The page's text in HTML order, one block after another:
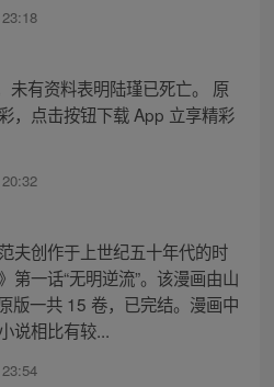
未有资料表明陆瑾已死亡。 原
，点击按钮下载 App 立享精彩
夫创作于上世纪五十年代的时
第一话“无明逆流”。该漫画由山
版一共 15 卷，已完结。漫画中
说相比有较...